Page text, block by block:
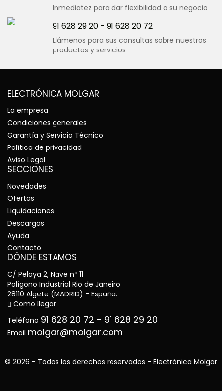
Inmediatez para dar flexibilidad a su negocio
91 628 29 20- 91 628 20 72
Llámenos para sus consultas sobre nuestros
productos y servicios
ELECTRÓNICA MOLGAR
La empresa
Condiciones generales
Garantía y Servicio Técnico
Política de privacidad
Aviso Legal
SECCIONES
Novedades
Ofertas
Liquidaciones
Descargas
Ayuda
Contacto
DÓNDE ESTAMOS
C/ Pelaya 2, Nave nº 11
Polígono Industrial Rio de Janeiro
28110 Algete (MADRID) - España.
Como llegar
Teléfono 91 628 20 72 - 91 628 29 20
Email molgar@molgar.com
© 2026 - Todos los derechos reservados - Electrónica Molgar